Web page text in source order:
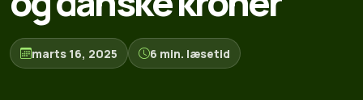
marts 16, 2025 6 min. læsetid